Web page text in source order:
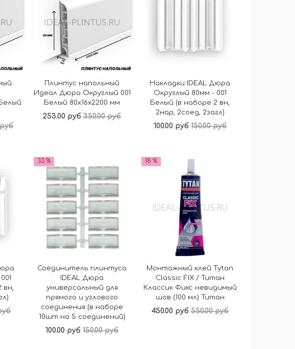
Плинтус напольный
Идеал Дюра Округлый 001
Белый 80x16x2200 мм
253.00 руб 350.00 руб
Накладки IDEAL Дюра
Округлый 80мм - 001
Белый (в наборе 2 вн,
2нар, 2соед, 2загл)
100.00 руб 150.00 руб
вн,
33 %
Соединитель плинтуса
IDEAL Дюра
универсальный для
прямого и углового
соединения (в наборе
10шт на 5 соединений)
100.00 руб 150.00 руб
18 %
Монтажный клей Tytan
Classic FIX / Титан
Классик Фикс невидимый
шов (100 мл) Титан
450.00 руб 550.00 руб